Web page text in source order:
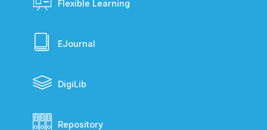
Flexible Learning
EJournal
DigiLib
Repository